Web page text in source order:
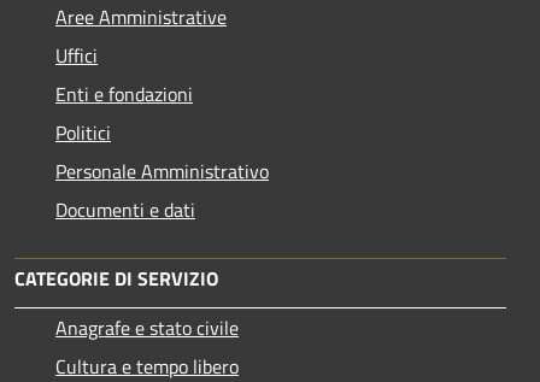
Aree Amministrative
Uffici
Enti e fondazioni
Politici
Personale Amministrativo
Documenti e dati
CATEGORIE DI SERVIZIO
Anagrafe e stato civile
Cultura e tempo libero